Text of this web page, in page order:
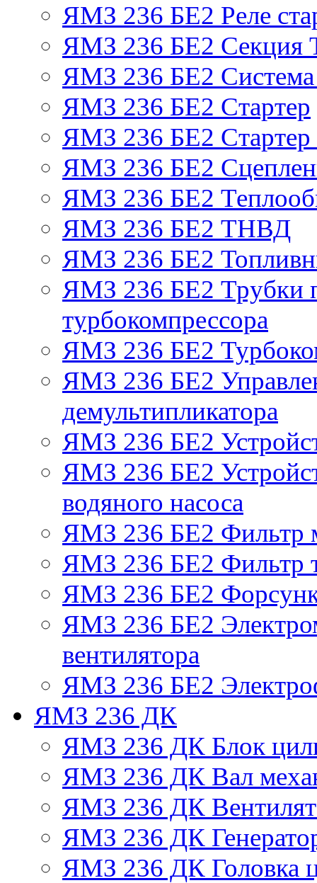
ЯМЗ 236 БЕ2 Реле
ЯМЗ 236 БЕ2
ЯМЗ 236 БЕ2
ЯМЗ 236 БЕ2 Стартер
ЯМЗ 236 БЕ2 Стартер
ЯМЗ 236 БЕ2
ЯМЗ 236 БЕ2
ЯМЗ 236 БЕ2 ТНВД
ЯМЗ 236 БЕ2
ЯМЗ 236 БЕ2 Трубки
турбокомпрессора
ЯМЗ 236 БЕ2
ЯМЗ 236 БЕ2
демультипликатора
ЯМЗ 236 БЕ2
ЯМЗ 236 БЕ2
водяного насоса
ЯМЗ 236 БЕ2 Фильтр
ЯМЗ 236 БЕ2 Фильтр
ЯМЗ 236 БЕ2
ЯМЗ 236 БЕ2
вентилятора
ЯМЗ 236 БЕ2
ЯМЗ 236 ДК
ЯМЗ 236 ДК Блок
ЯМЗ 236 ДК Вал
ЯМЗ 236 ДК
ЯМЗ 236 ДК
ЯМЗ 236 ДК Головка